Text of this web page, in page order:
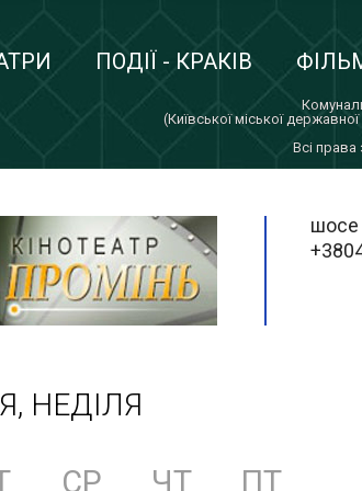
ПОДІЇ - КРАКІВ
(Київської міської державної
Всi права
шосе
НЕДІЛЯ
СР ЧТ ПТ